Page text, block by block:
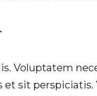
Voluptatem
et sit